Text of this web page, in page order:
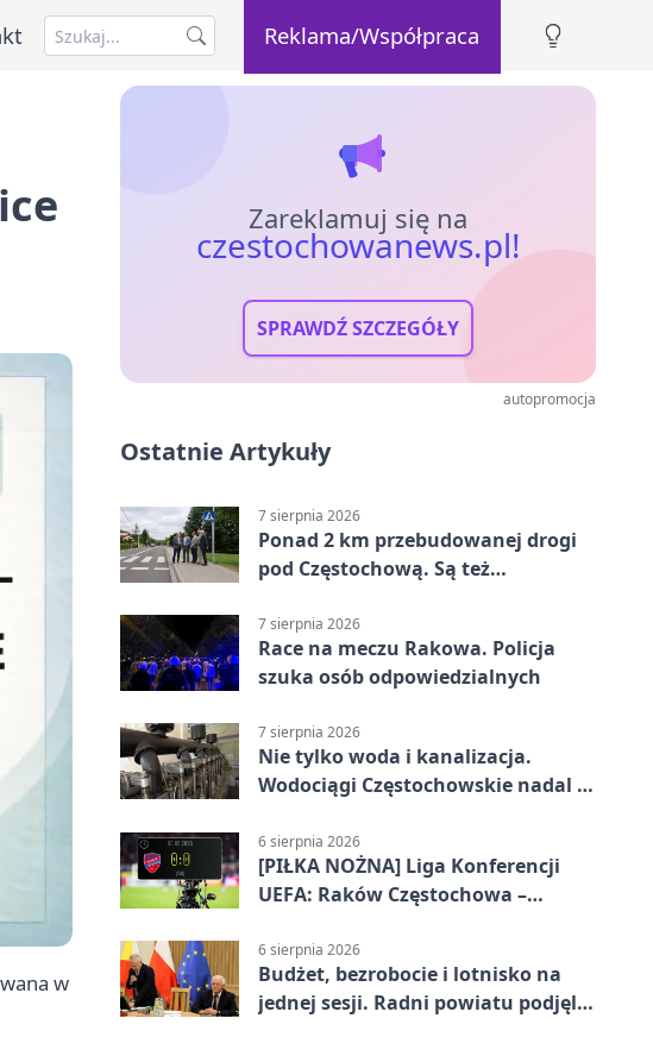
Reklama/Współpraca
w
Zareklamuj się na
czestochowanews.pl!
SPRAWDŹ SZCZEGÓŁY
autopromocja
Ostatnie Artykuły
7 sierpnia 2026
Ponad 2 km przebudowanej drogi
pod Częstochową. Są też
7 sierpnia 2026
Race na meczu Rakowa. Policja
szuka osób odpowiedzialnych
7 sierpnia 2026
Nie tylko woda i kanalizacja.
Wodociągi Częstochowskie nadal w
6 sierpnia 2026
[PIŁKA NOŻNA] Liga Konferencji
UEFA: Raków Częstochowa –
meczu III rundy eliminacji
6 sierpnia 2026
Budżet, bezrobocie i lotnisko na
jednej sesji. Radni powiatu podjęli